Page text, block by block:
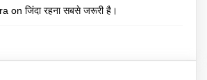
on जिंदा रहना सबसे जरूरी है।